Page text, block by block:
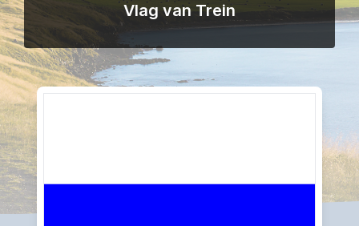
Vlag van Trein